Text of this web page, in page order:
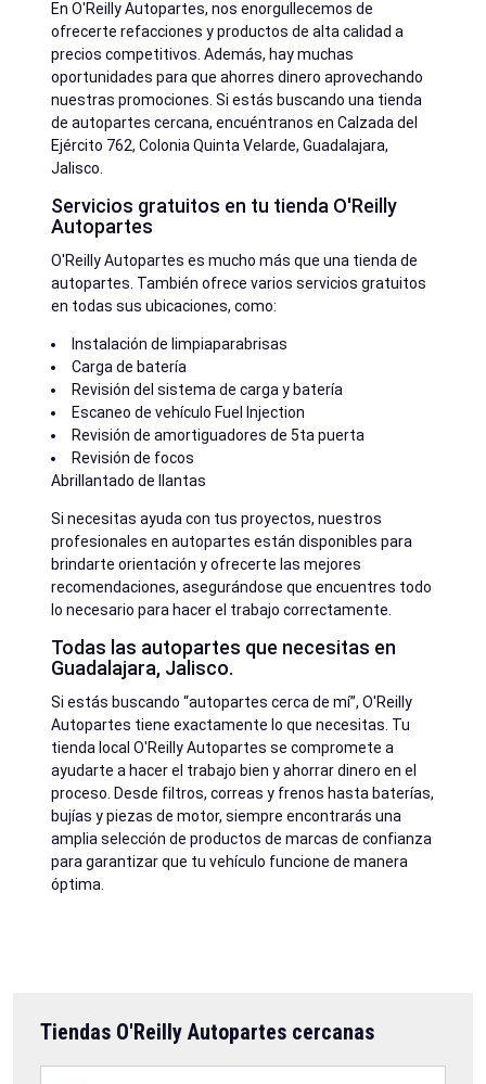
En O'Reilly Autopartes, nos enorgullecemos de
ofrecerte refacciones y productos de alta calidad a
precios competitivos. Además, hay muchas
oportunidades para que ahorres dinero aprovechando
nuestras promociones. Si estás buscando una tienda
de autopartes cercana, encuéntranos en Calzada del
Ejército 762, Colonia Quinta Velarde, Guadalajara,
Jalisco.
Servicios gratuitos en tu tienda O'Reilly
Autopartes
O'Reilly Autopartes es mucho más que una tienda de
autopartes. También ofrece varios servicios gratuitos
en todas sus ubicaciones, como:
Instalación de limpiaparabrisas
Carga de batería
Revisión del sistema de carga y batería
Escaneo de vehículo Fuel Injection
Revisión de amortiguadores de 5ta puerta
Revisión de focos
Abrillantado de llantas
Si necesitas ayuda con tus proyectos, nuestros
profesionales en autopartes están disponibles para
brindarte orientación y ofrecerte las mejores
recomendaciones, asegurándose que encuentres todo
lo necesario para hacer el trabajo correctamente.
Todas las autopartes que necesitas en
Guadalajara, Jalisco.
Si estás buscando “autopartes cerca de mí”, O'Reilly
Autopartes tiene exactamente lo que necesitas. Tu
tienda local O'Reilly Autopartes se compromete a
ayudarte a hacer el trabajo bien y ahorrar dinero en el
proceso. Desde filtros, correas y frenos hasta baterías,
bujías y piezas de motor, siempre encontrarás una
amplia selección de productos de marcas de confianza
para garantizar que tu vehículo funcione de manera
óptima.
Tiendas O'Reilly Autopartes cercanas